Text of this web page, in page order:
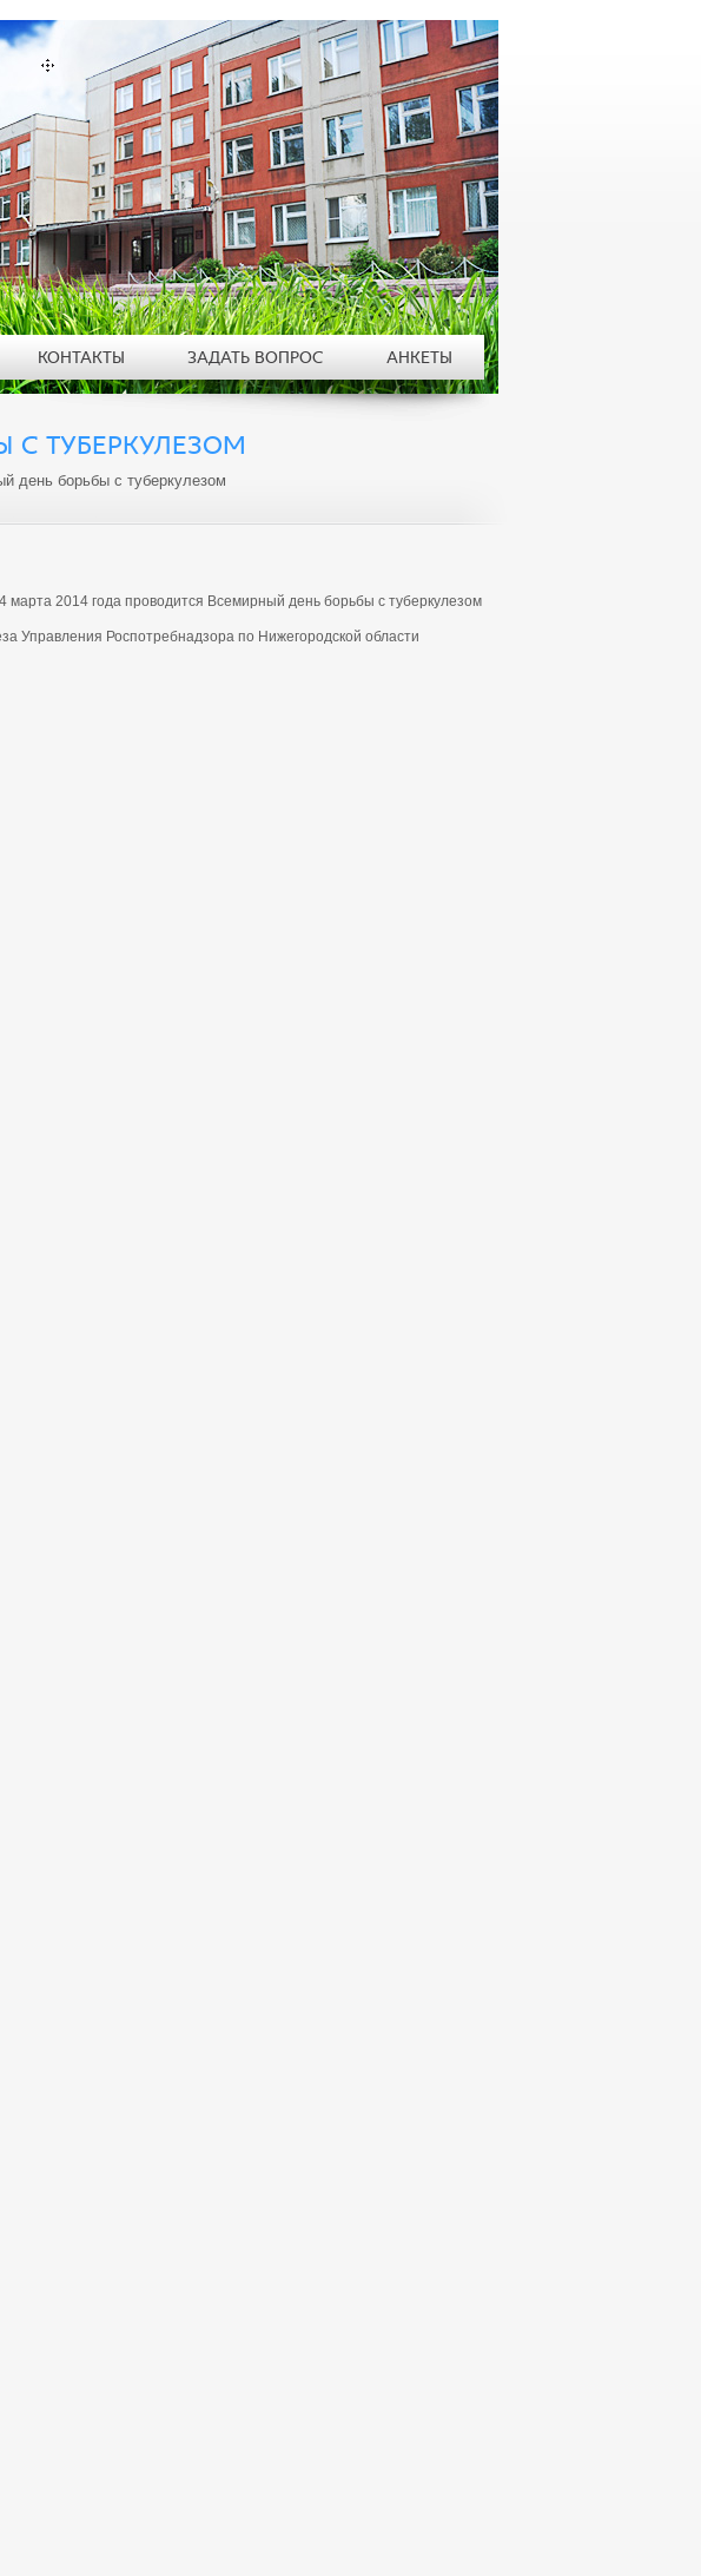
С ТУБЕРКУЛЕЗОМ
день борьбы с туберкулезом
2014 года проводится Всемирный день борьбы с туберкулезом
Управления Роспотребнадзора по Нижегородской области
КОНТАКТЫ ЗАДАТЬ ВОПРОС АНКЕТЫ